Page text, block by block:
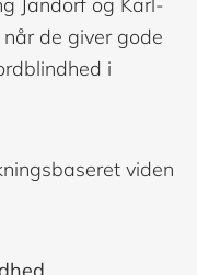
Jandorf og Karl-
de giver gode
i
viden